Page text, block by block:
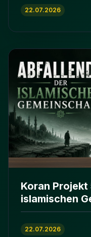
22.07.2026
Koran
islamischen
ʿImrān 86-102
22.07.2026